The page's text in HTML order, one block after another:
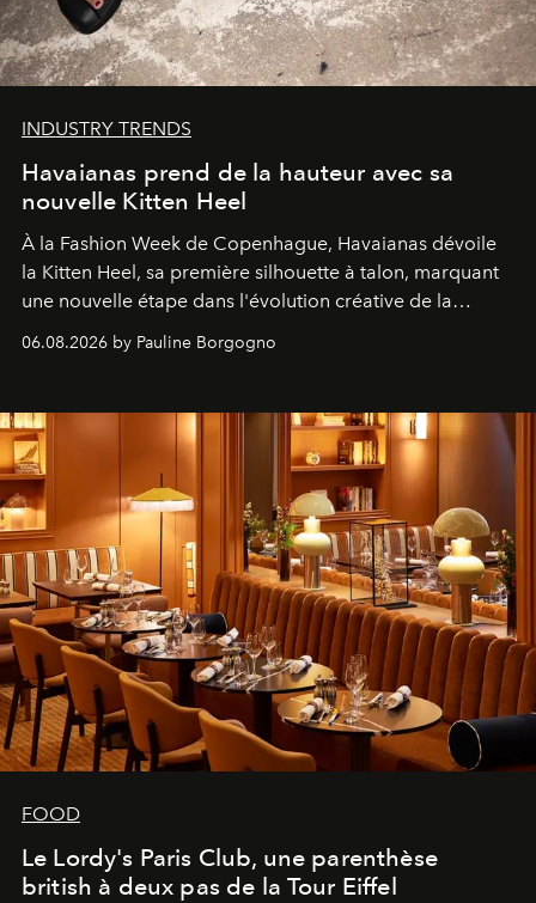
INDUSTRY TRENDS
Havaianas prend de la hauteur avec sa
nouvelle Kitten Heel
À la Fashion Week de Copenhague, Havaianas dévoile
la Kitten Heel, sa première silhouette à talon, marquant
une nouvelle étape dans l'évolution créative de la
06.08.2026 by Pauline Borgogno
FOOD
Le Lordy's Paris Club, une parenthèse
british à deux pas de la Tour Eiffel